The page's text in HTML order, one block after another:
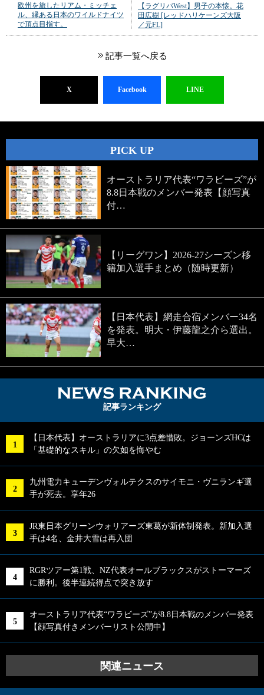
欧州を旅したリアム・ミッチェ
ル、縁ある日本のワイルドナイツ
で頂点目指す。
【ラグリパWest】男子の本懐。花
田広樹 [レッドハリケーンズ大阪
／元FL]
記事一覧へ戻る
X Facebook LINE
PICK UP
オーストラリア代表“ワラビーズ”が
8.8日本戦のメンバー発表【顔写真
付…
【リーグワン】2026-27シーズン移
籍加入選手まとめ（随時更新）
【日本代表】網走合宿メンバー34名
を発表。明大・伊藤龍之介ら選出。
早大…
記事ランキング
【日本代表】オーストラリアに3点差惜敗。ジョーンズHCは
「基礎的なスキル」の欠如を悔やむ
九州電力キューデンヴォルテクスのサイモニ・ヴニランギ選
手が死去。享年26
JR東日本グリーンウォリアーズ東葛が新体制発表。新加入選
手は4名、金井大雪は再入団
RGRツアー第1戦、NZ代表オールブラックスがストーマーズ
に勝利。後半連続得点で突き放す
オーストラリア代表“ワラビーズ”が8.8日本戦のメンバー発表
【顔写真付きメンバーリスト公開中】
関連ニュース